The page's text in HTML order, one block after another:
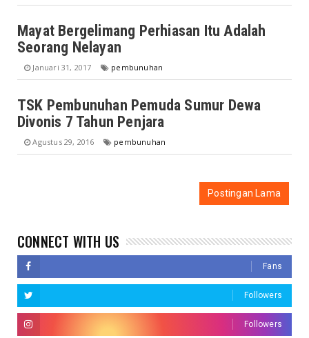
Mayat Bergelimang Perhiasan Itu Adalah
Seorang Nelayan
Januari 31, 2017 pembunuhan
TSK Pembunuhan Pemuda Sumur Dewa
Divonis 7 Tahun Penjara
Agustus 29, 2016 pembunuhan
Postingan Lama
CONNECT WITH US
Fans
Followers
Followers